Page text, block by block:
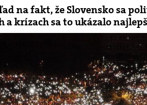
na fakt, že Slovensko sa
a krízach sa to ukázalo